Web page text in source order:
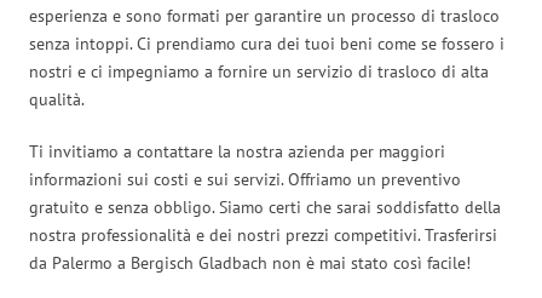
esperienza e sono formati per garantire un processo di trasloco
senza intoppi. Ci prendiamo cura dei tuoi beni come se fossero i
nostri e ci impegniamo a fornire un servizio di trasloco di alta
qualità.
Ti invitiamo a contattare la nostra azienda per maggiori
informazioni sui costi e sui servizi. Offriamo un preventivo
gratuito e senza obbligo. Siamo certi che sarai soddisfatto della
nostra professionalità e dei nostri prezzi competitivi. Trasferirsi
da Palermo a Bergisch Gladbach non è mai stato così facile!